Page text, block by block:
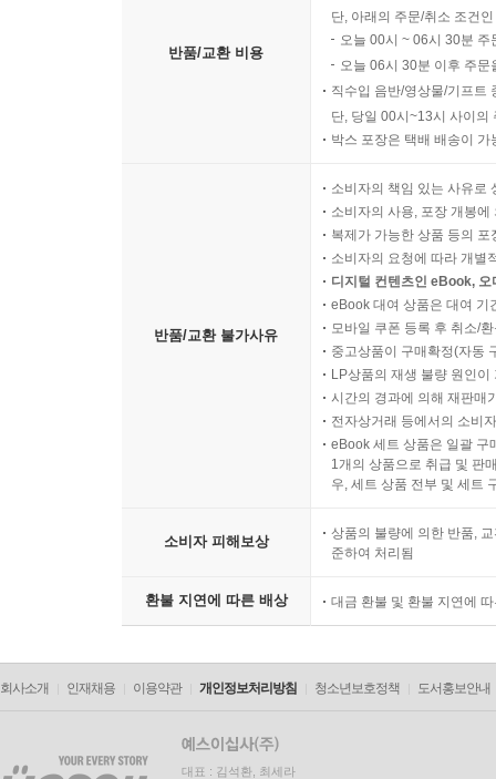
반품/교환 비용
단, 아래의 주문/취소 조건
오늘 00시 ~ 06시 30분
오늘 06시 30분 이후 주
직수입 음반/영상물/기프트
단, 당일 00시~13시 사이의
박스 포장은 택배 배송이
반품/교환 불가사유
소비자의 책임 있는 사유로
소비자의 사용, 포장 개봉
복제가 가능한 상품 등의
소비자의 요청에 따라 개별
디지털 컨텐츠인 eBook,
eBook 대여 상품은 대여 기
모바일 쿠폰 등록 후 취소/
중고상품이 구매확정(자동
LP상품의 재생 불량 원인
시간의 경과에 의해 재판매
전자상거래 등에서의 소비
eBook 세트 상품은 일괄 구
1개의 상품으로 취급 및 판
우, 세트 상품 전부 및 세트
소비자 피해보상
상품의 불량에 의한 반품,
준하여 처리됨
환불 지연에 따른 배상 대금 환불 및 환불 지연에
회사소개 인재채용 이용약관 개인정보처리방침 청소년보호정책 도서홍보안내
대표 : 김석환, 최세라